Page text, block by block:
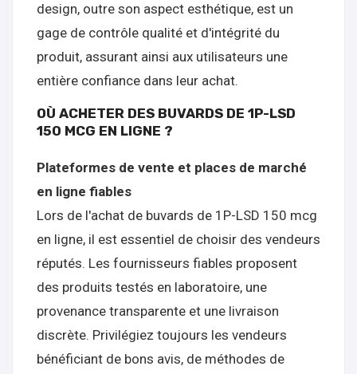
design, outre son aspect esthétique, est un
gage de contrôle qualité et d'intégrité du
produit, assurant ainsi aux utilisateurs une
entière confiance dans leur achat.
OÙ ACHETER DES BUVARDS DE 1P-LSD
150 MCG EN LIGNE ?
Plateformes de vente et places de marché
en ligne fiables
Lors de l'achat de buvards de 1P-LSD 150 mcg
en ligne, il est essentiel de choisir des vendeurs
réputés. Les fournisseurs fiables proposent
des produits testés en laboratoire, une
provenance transparente et une livraison
discrète. Privilégiez toujours les vendeurs
bénéficiant de bons avis, de méthodes de